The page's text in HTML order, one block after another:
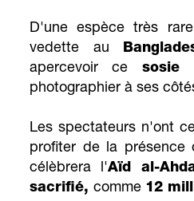
D'une espèce très
vedette au
apercevoir ce sosie
photographier à ses
Les spectateurs n'ont
profiter de la présence
célèbrera l'Aïd al-
sacrifié, comme 12